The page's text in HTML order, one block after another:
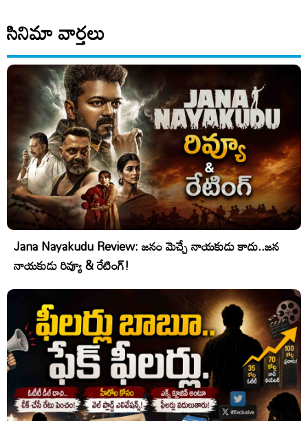
సినిమా వార్తలు
Jana Nayakudu Review: జనం మెచ్చే నాయకుడు కాదు..జన
నాయకుడు రివ్యూ & రేటింగ్!